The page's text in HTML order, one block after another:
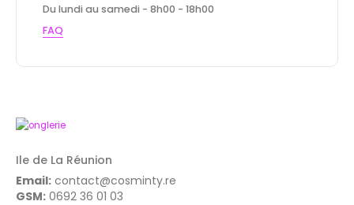
Du lundi au samedi - 8h00 - 18h00
FAQ
Ile de La Réunion
Email: contact@cosminty.re
GSM: 0692 36 01 03